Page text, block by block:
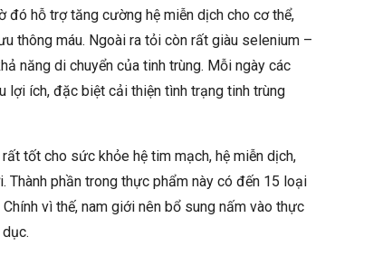
đó hỗ trợ tăng cường hệ miễn dịch cho cơ thể,
thông máu. Ngoài ra tỏi còn rất giàu selenium –
năng di chuyển của tinh trùng. Mỗi ngày các
lợi ích, đặc biệt cải thiện tình trạng tinh trùng
tốt cho sức khỏe hệ tim mạch, hệ miễn dịch,
phần trong thực phẩm này có đến 15 loại
vì thế, nam giới nên bổ sung nấm vào thực